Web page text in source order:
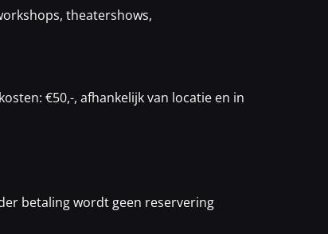
theatershows,
€50,-, afhankelijk van locatie en in
betaling wordt geen reservering